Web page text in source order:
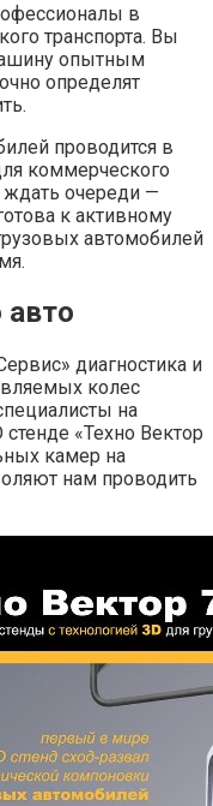
в
транспорта. Вы
опытным
определят
проводится в
коммерческого
ждать очереди —
к активному
автомобилей
авто
диагностика и
колес
на
«Техно Вектор
камер на
нам проводить